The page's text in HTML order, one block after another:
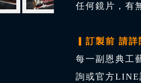
任何鏡片，有
▎訂製前 請
每一副恩典工
詢或官方LINE